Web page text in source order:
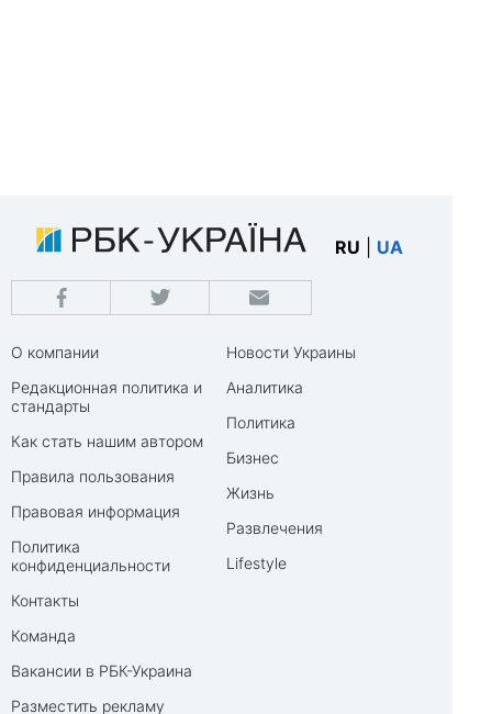
RU UA
О компании
Редакционная политика и
стандарты
Как стать нашим автором
Правила пользования
Правовая информация
Политика
конфиденциальности
Контакты
Команда
Вакансии в РБК-Украина
Разместить рекламу
Новости Украины
Аналитика
Политика
Бизнес
Жизнь
Развлечения
Lifestyle